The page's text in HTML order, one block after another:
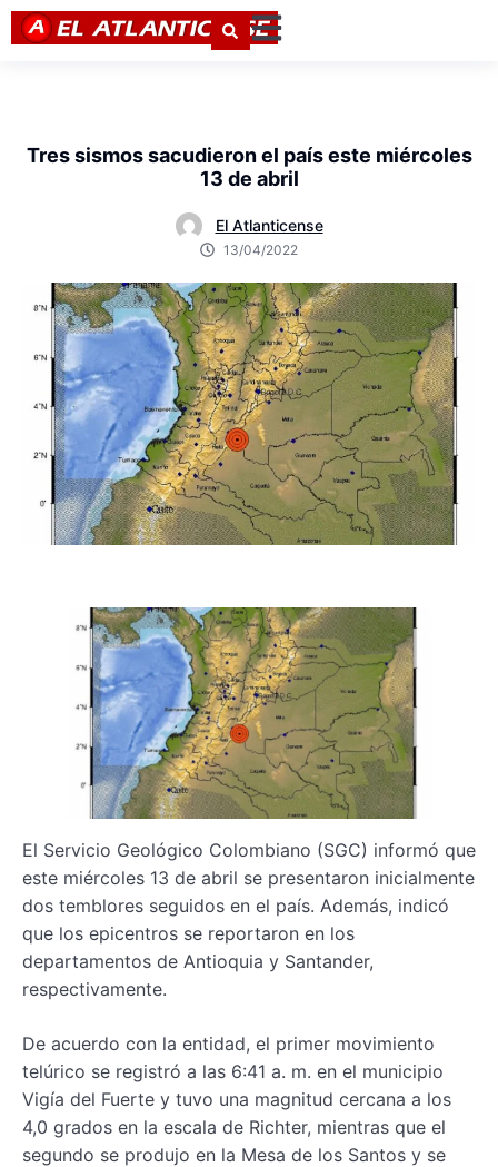
Tres sismos sacudieron el país este miércoles
13 de abril
El Atlanticense
13/04/2022
El Servicio Geológico Colombiano (SGC) informó que
este miércoles 13 de abril se presentaron inicialmente
dos temblores seguidos en el país. Además, indicó
que los epicentros se reportaron en los
departamentos de Antioquia y Santander,
respectivamente.
De acuerdo con la entidad, el primer movimiento
telúrico se registró a las 6:41 a. m. en el municipio
Vigía del Fuerte y tuvo una magnitud cercana a los
4,0 grados en la escala de Richter, mientras que el
segundo se produjo en la Mesa de los Santos y se